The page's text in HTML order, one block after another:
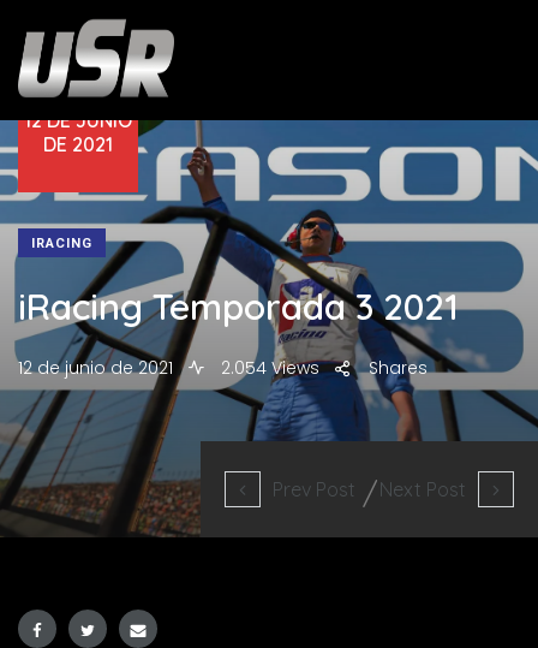
Prev Post Next Post
12 DE JUNIO
DE 2021
IRACING
iRacing Temporada 3 2021
12 de junio de 2021 2.054 Views Shares